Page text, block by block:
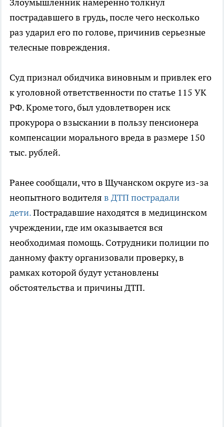
пострадавшего в грудь, после чего несколько
раз ударил его по голове, причинив серьезные
телесные повреждения.
Суд признал обидчика виновным и привлек его
к уголовной ответственности по статье 115 УК
РФ. Кроме того, был удовлетворен иск
прокурора о взыскании в пользу пенсионера
компенсации морального вреда в размере 150
тыс. рублей.
Ранее сообщали, что в Щучанском округе из-за
неопытного водителя в ДТП пострадали
дети.Пострадавшие находятся в медицинском
учреждении, где им оказывается вся
необходимая помощь. Сотрудники полиции по
данному факту организовали проверку, в
рамках которой будут установлены
обстоятельства и причины ДТП.